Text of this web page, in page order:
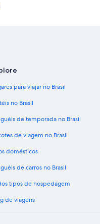
para viajar no Brasil
no Brasil
de temporada no Brasil
de viagem no Brasil
domésticos
de carros no Brasil
tipos de hospedagem
de viagens